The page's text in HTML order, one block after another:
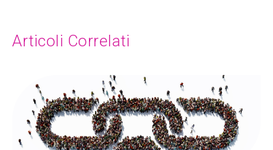
Articoli Correlati